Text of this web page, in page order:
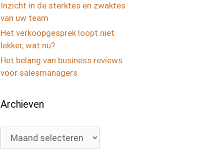
Inzicht in de sterktes en zwaktes
van uw team
Het verkoopgesprek loopt niet
lekker, wat nu?
Het belang van business reviews
voor salesmanagers
Archieven
Archieven